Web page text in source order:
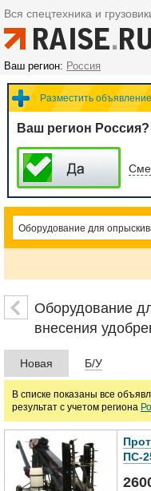
Вся спецтехника и
Ваш регион: Россия
Разместить объявление
Ваш регион Россия?
Навозорасбрасыватели
Опрыскиватели прицепные
Смесители для удобрений
Цена
руб.
Оборудование
внесения
Новая Б/У
В списке показаны все
результат с учетом региона
ПС-